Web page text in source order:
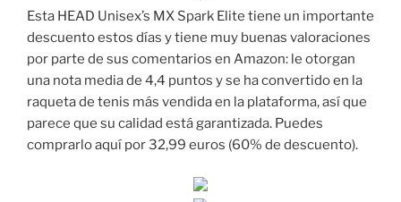
Esta HEAD Unisex’s MX Spark Elite tiene un importante
descuento estos días y tiene muy buenas valoraciones
por parte de sus comentarios en Amazon: le otorgan
una nota media de 4,4 puntos y se ha convertido en la
raqueta de tenis más vendida en la plataforma, así que
parece que su calidad está garantizada. Puedes
comprarlo aquí por 32,99 euros (60% de descuento).